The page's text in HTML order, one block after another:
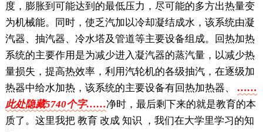
度，膨胀到可能达到的最低压力，尽可能的多方出热量变
为机械能。同时，使乏汽加以冷却凝结成水，该系统由凝
汽器、抽汽器、冷水塔及管道等主要设备组成。回热加热
系统的主要作用是为减少进入凝汽器的蒸汽量，以减少热
量损失，提高热效率，利用汽轮机的各级抽汽，在逐级加
热器中给水加热，该系统的主要设备有回热加热器、 ……
此处隐藏5740个字……净时，最后剩下来的就是教育的本
质了。这里我把 教育 改成 知识 ，我们在大学里学习的知